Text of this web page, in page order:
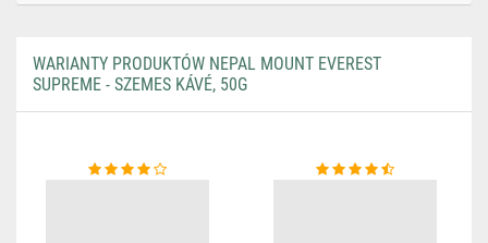
WARIANTY PRODUKTÓW NEPAL MOUNT EVEREST
SUPREME - SZEMES KÁVÉ, 50G